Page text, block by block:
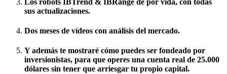
sus actualizaciones.
Dos meses de vídeos con análisis del mercado.
Y además te mostraré cómo puedes ser fondeado por
inversionistas, para que operes una cuenta real de 25.000
dólares sin tener que arriesgar tu propio capital.